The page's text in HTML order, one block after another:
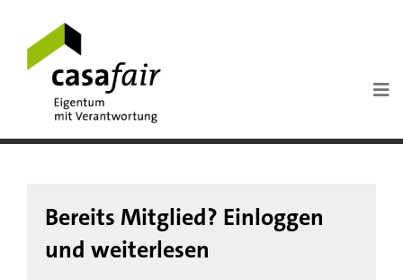
Bereits Mitglied? Einloggen
und weiterlesen